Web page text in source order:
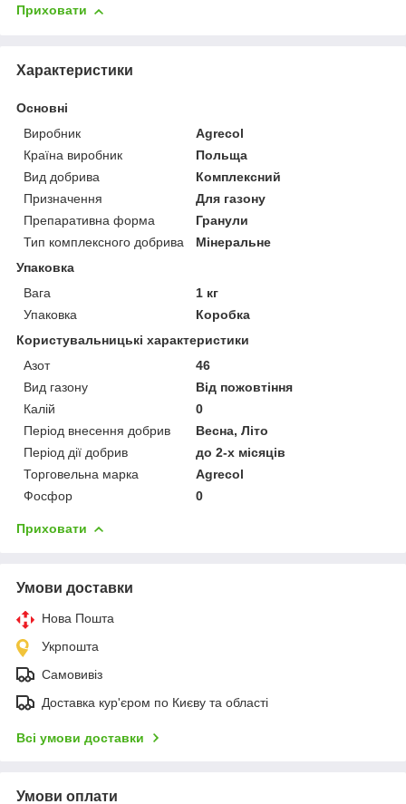
Приховати
Характеристики
Основні
Виробник
Agrecol
Країна виробник
Польща
Вид добрива
Комплексний
Призначення
Для газону
Препаративна форма
Гранули
Тип комплексного добрива
Мінеральне
Упаковка
Вага
1 кг
Упаковка
Коробка
Користувальницькі характеристики
Азот
46
Вид газону
Від пожовтіння
Калій
0
Період внесення добрив
Весна, Літо
Період дії добрив
до 2-х місяців
Торговельна марка
Agrecol
Фосфор
0
Приховати
Умови доставки
Нова Пошта
Укрпошта
Самовивіз
Доставка кур'єром по Києву та області
Всі умови доставки
Умови оплати